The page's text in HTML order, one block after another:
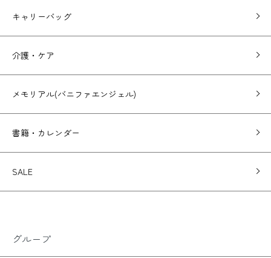
キャリーバッグ
介護・ケア
メモリアル(バニファエンジェル)
書籍・カレンダー
SALE
グループ